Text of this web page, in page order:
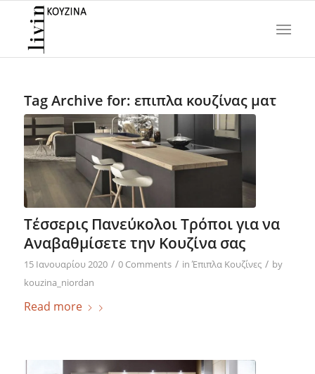
Tag Archive for: επιπλα κουζίνας ματ
Τέσσερις Πανεύκολοι Τρόποι για να
Αναβαθμίσετε την Κουζίνα σας
15 Ιανουαρίου 2020 / 0 Comments / in Έπιπλα Κουζίνες / by
kouzina_niordan
Read more